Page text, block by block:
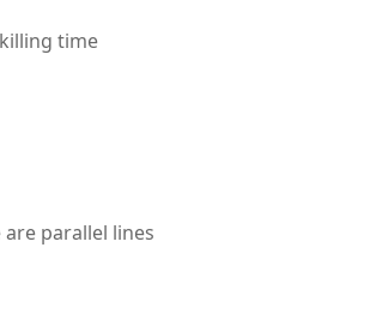
time
parallel lines